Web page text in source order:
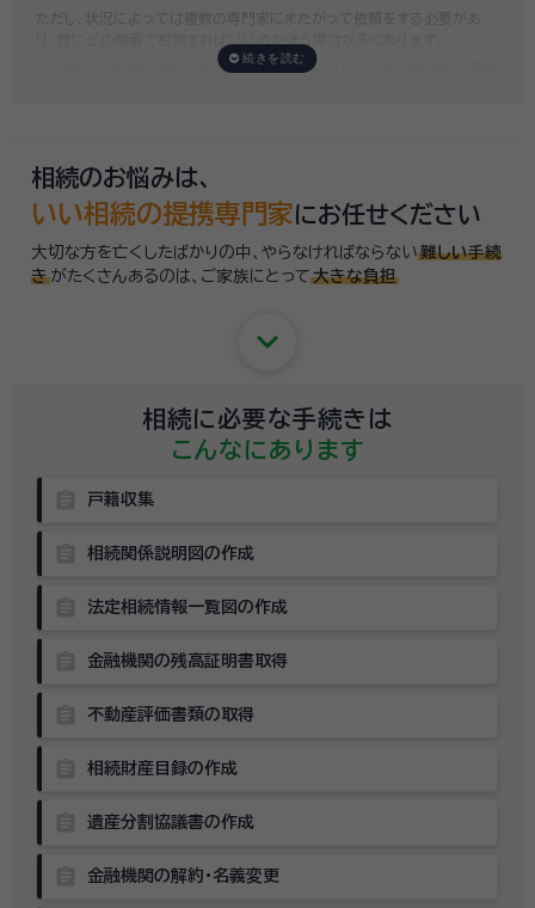
ただし、状況によっては複数の専門家にまたがって依頼をする必要があ
いい相続では「誰に相談したらいいかわからない」「いきなり専門家に連絡
相続のお悩みは、
いい相続の提携専門家にお任せください
大切な方を亡くしたばかりの中、やらなければならない 難しい手続
き がたくさんあるのは、 ご家族にとって 大きな負担
keyboard_arrow_down
相続に必要な手続きは
こんなにあります
戸籍収集
相続関係説明図の作成
法定相続情報一覧図の作成
金融機関の残高証明書取得
不動産評価書類の取得
相続財産目録の作成
遺産分割協議書の作成
金融機関の解約・名義変更